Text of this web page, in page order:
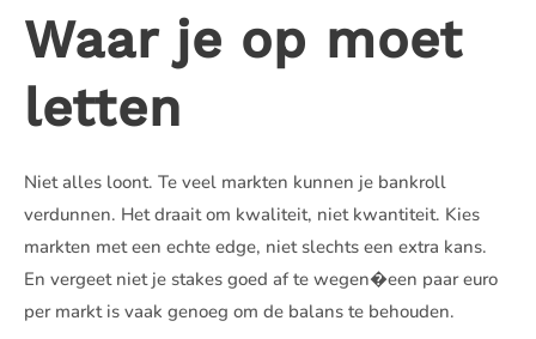
Waar je op moet
letten
Niet alles loont. Te veel markten kunnen je bankroll
verdunnen. Het draait om kwaliteit, niet kwantiteit. Kies
markten met een echte edge, niet slechts een extra kans.
En vergeet niet je stakes goed af te wegen�een paar euro
per markt is vaak genoeg om de balans te behouden.